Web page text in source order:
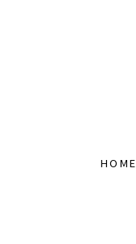
HOME